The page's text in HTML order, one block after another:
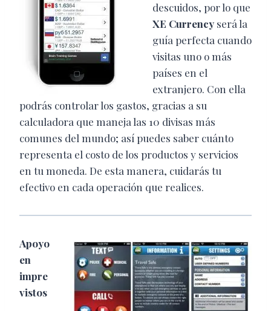
descuidos, por lo que
XE Currency será la
guía perfecta cuando
visitas uno o más
países en el
extranjero. Con ella
podrás controlar los gastos, gracias a su
calculadora que maneja las 10 divisas más
comunes del mundo; así puedes saber cuánto
representa el costo de los productos y servicios
en tu moneda. De esta manera, cuidarás tu
efectivo en cada operación que realices.
Apoyo
en
impre
vistos